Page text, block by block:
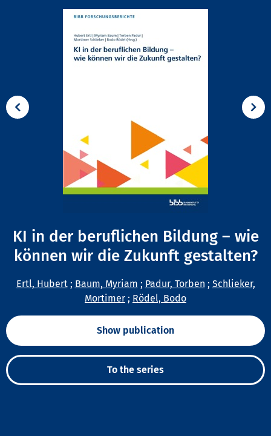
KI in der beruflichen Bildung – wie
können wir die Zukunft gestalten?
Ertl, Hubert; Baum, Myriam ; Padur, Torben ; Schlieker,
Mortimer ; Rödel, Bodo
Show publication
To the series